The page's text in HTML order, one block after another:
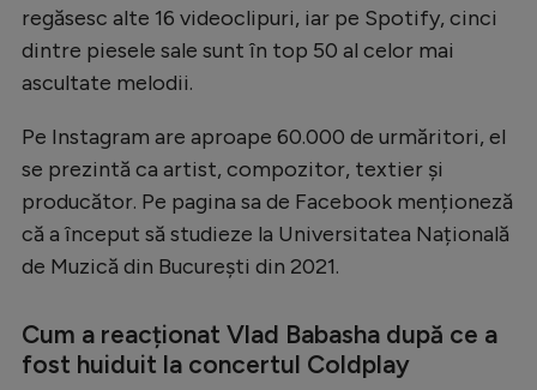
regăsesc alte 16 videoclipuri, iar pe Spotify, cinci
dintre piesele sale sunt în top 50 al celor mai
ascultate melodii.
Pe Instagram are aproape 60.000 de urmăritori, el
se prezintă ca artist, compozitor, textier și
producător. Pe pagina sa de Facebook menționeză
că a început să studieze la Universitatea Națională
de Muzică din București din 2021.
Cum a reacționat Vlad Babasha după ce a
fost huiduit la concertul Coldplay